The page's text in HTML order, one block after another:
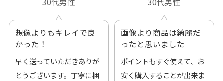
30代男性
想像よりもキレイで良
かった！
早く送っていただきありが
とうございます。丁寧に梱
30代男性
画像より商品は綺麗だ
ったと思いました
ポイントもすぐ使えて、お
安く購入することが出来ま